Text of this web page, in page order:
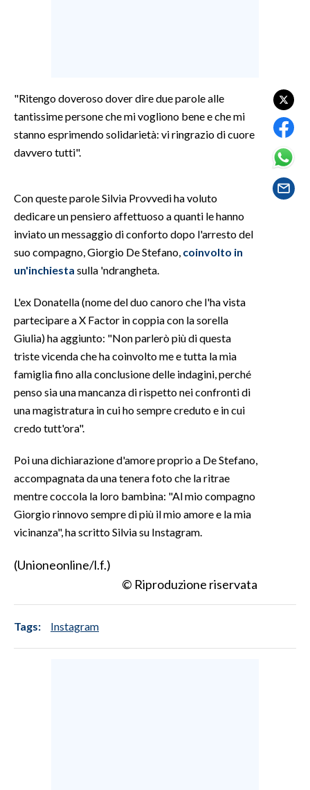
RISULTATI E CLASSIFICHE
VOLLEY
MOTORI
TENNIS
CULTURA
SPETTACOLI
GOSSIP
SALUTE
SARDEGNA TURISMO
SARDI NEL MONDO
NOTIZIE
EVENTI
#CARAUNIONE
INSULARITÀ
"Ritengo doveroso dover dire due parole alle
tantissime persone che mi vogliono bene e che mi
stanno esprimendo solidarietà: vi ringrazio di cuore
davvero tutti".
Con queste parole Silvia Provvedi ha voluto
dedicare un pensiero affettuoso a quanti le hanno
inviato un messaggio di conforto dopo l'arresto del
suo compagno, Giorgio De Stefano, coinvolto in
un'inchiesta sulla 'ndrangheta.
L'ex Donatella (nome del duo canoro che l'ha vista
partecipare a X Factor in coppia con la sorella
Giulia) ha aggiunto: "Non parlerò più di questa
triste vicenda che ha coinvolto me e tutta la mia
famiglia fino alla conclusione delle indagini, perché
penso sia una mancanza di rispetto nei confronti di
una magistratura in cui ho sempre creduto e in cui
credo tutt'ora".
Poi una dichiarazione d'amore proprio a De Stefano,
accompagnata da una tenera foto che la ritrae
mentre coccola la loro bambina: "Al mio compagno
Giorgio rinnovo sempre di più il mio amore e la mia
vicinanza", ha scritto Silvia su Instagram.
(Unioneonline/l.f.)
© Riproduzione riservata
Tags: Instagram